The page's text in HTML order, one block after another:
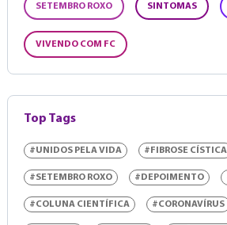
SETEMBRO ROXO SINTOMAS
VIVENDO COM FC
Top Tags
#UNIDOS PELA VIDA #FIBROSE CÍSTICA
#SETEMBRO ROXO #DEPOIMENTO
#COLUNA CIENTÍFICA #CORONAVÍRUS